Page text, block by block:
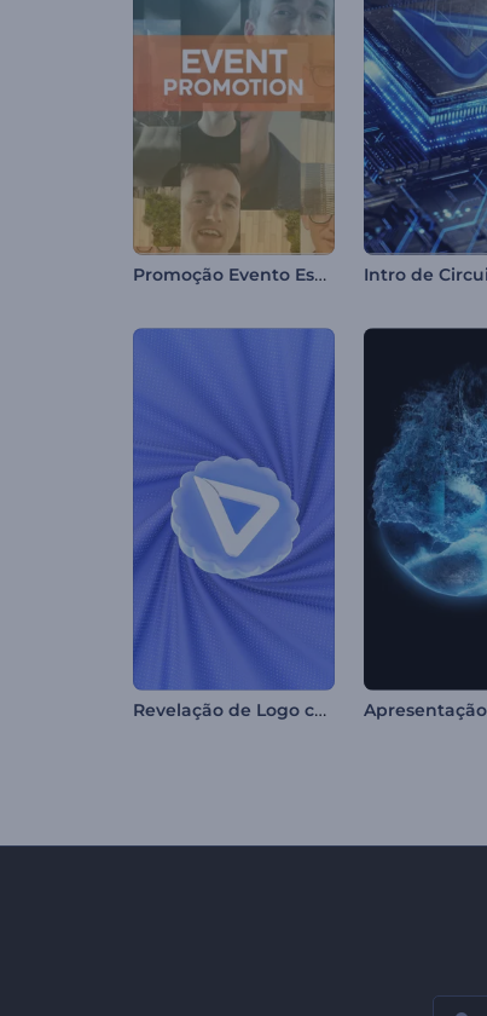
Promoção Evento Especial
Revelação de Logo com Formas Abstratas